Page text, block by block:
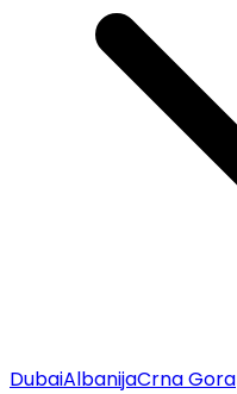
DubaiAlbanijaCrna Gora